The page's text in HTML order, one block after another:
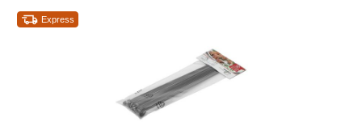
Express